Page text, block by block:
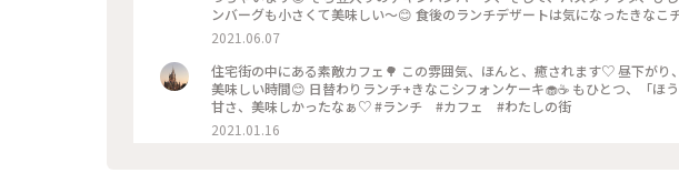
ンバーグも小さくて美味しい〜😊 食後のランチデザートは気になったきな
こ味のチーズケーキ🎵すごく美味しくて食後のランチコーヒーを飲んだ後、
じゃいました😊 可愛い、ほっこりする食器も置いてある、また、行きたく
ランチ #コーヒー #わたしの街 #日和カフェ
2021.06.07
住宅街の中にある素敵カフェ🌳 この雰囲気、ほんと、癒されます♡ 昼下がり
美味しい時間😊 日替わりランチ+きなこシフォンケーキ🧁☕️ もひとつ、「ほ
甘さ、美味しかったなぁ♡ #ランチ #カフェ #わたしの街
2021.01.16